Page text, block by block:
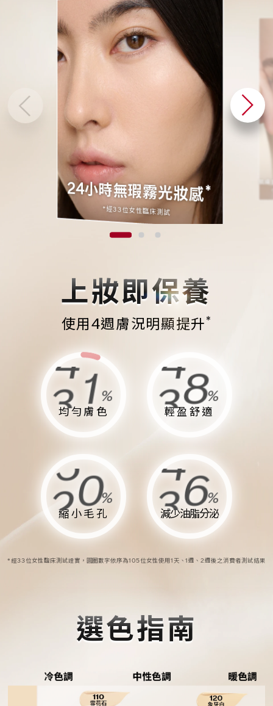
24小時無瑕霧光妝感*
*經33位女性臨床測試
上妝即保養
使用4週膚況明顯提升 *
9
8
7
6
5
7
6
5
4
3
0
%
均勻膚色
9
8
7
6
5
4
3
2
4
3
2
1
0
9
8
7
%
輕盈舒適
8
7
6
3
6
5
4
3
1
%
縮小毛孔
9
8
7
6
5
4
2
1
0
9
8
7
%
減少油脂分泌
*經33位女性臨床測試證實，圓圈數字依序為105位女性使用1天、1週、2週後之消費者測試結果
選色指南